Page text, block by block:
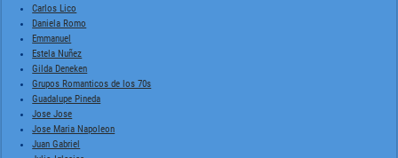
Carlos Lico
Daniela Romo
Emmanuel
Estela Nuñez
Gilda Deneken
Grupos Romanticos de los 70s
Guadalupe Pineda
Jose Jose
Jose Maria Napoleon
Juan Gabriel